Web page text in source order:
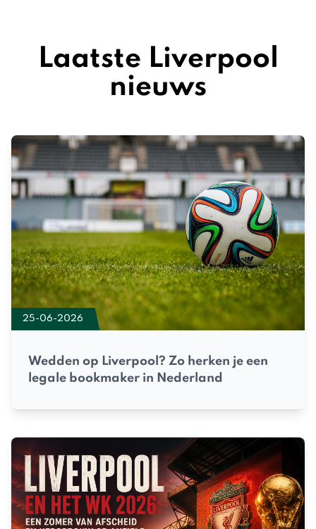
Laatste Liverpool
nieuws
25-06-2026
Wedden op Liverpool? Zo herken je een
legale bookmaker in Nederland